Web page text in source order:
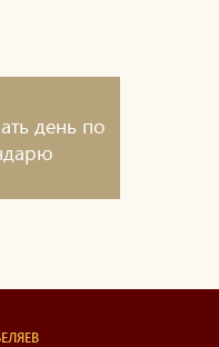
день по